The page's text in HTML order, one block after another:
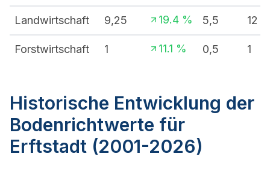
Landwirtschaft 9,25 19.4 % 5,5 12
Forstwirtschaft 1 11.1 % 0,5 1
Historische Entwicklung der
Bodenrichtwerte für
Erftstadt (2001-2026)